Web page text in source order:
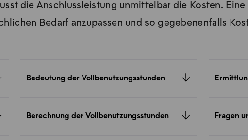
die Anschlussleistung unmittelbar die Kosten.
Bedarf anzupassen und so gegebenenfalls
Bedeutung der Vollbenutzungsstunden
Berechnung der Vollbenutzungsstunden Fragen